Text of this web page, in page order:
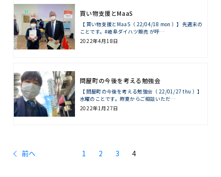
買い物支援とMaaS
【 買い物支援とMaaS（ 22/04/18 mon ）】先週末の
ことです。#岐阜ダイハツ販売 が呼…
2022年4月18日
問屋町の今後を考える勉強会
【 問屋町の今後を考える勉強会（ 22/01/27 thu ）】
水曜のことです。昨夏からご相談いただ…
2022年1月27日
前へ 1 2 3 4